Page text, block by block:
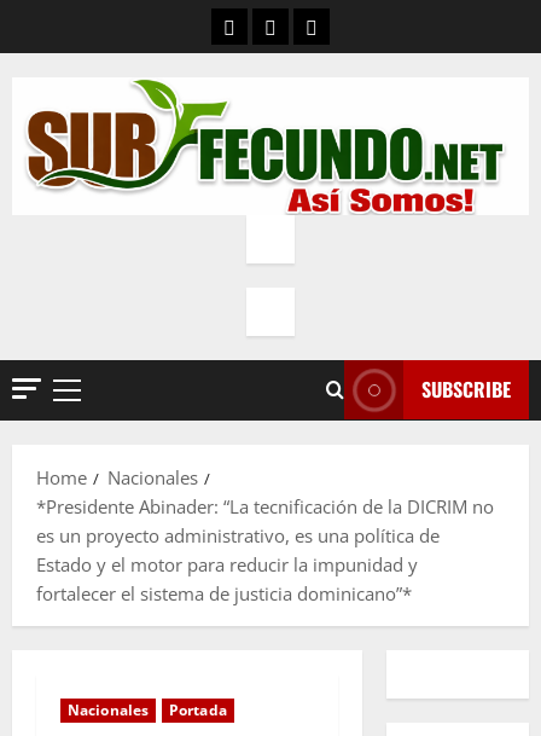
ContactoQuienes Somos
Política de privacidad
Primary
SUBSCRIBE
Home
Nacionales
*Presidente Abinader: “La tecnificación de la DICRIM no
es un proyecto administrativo, es una política de
Estado y el motor para reducir la impunidad y
fortalecer el sistema de justicia dominicano”*
Nacionales Portada